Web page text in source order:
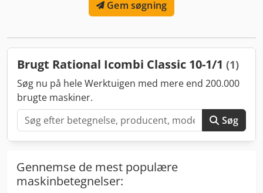
Gem søgning
Brugt Rational Icombi Classic 10-1/1 (1)
Søg nu på hele Werktuigen med mere end 200.000
brugte maskiner.
Søg
Gennemse de mest populære
maskinbetegnelser: